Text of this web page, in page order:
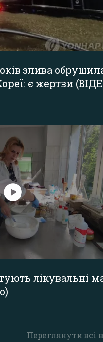
Переглянути всі
злива
є жертви
лікувальні